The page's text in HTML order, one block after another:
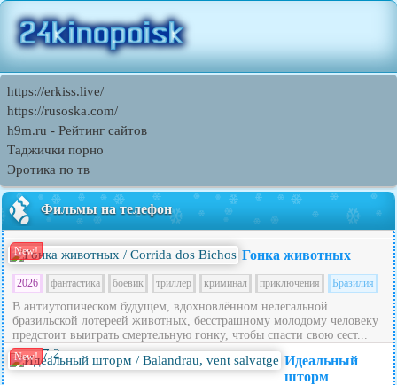
https://erkiss.live/
https://rusoska.com/
h9m.ru - Рейтинг сайтов
Таджички порно
Эротика по тв
Фильмы на телефон
New! Гонка животных
2026 фантастика боевик триллер криминал приключения Бразилия
В антиутопическом будущем, вдохновлённом нелегальной
бразильской лотереей животных, бесстрашному молодому человеку
предстоит выиграть смертельную гонку, чтобы спасти свою сест...
New! 7.2
Идеальный
шторм